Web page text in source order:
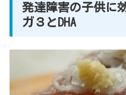
発達障害の子供に
ガ３とDHA